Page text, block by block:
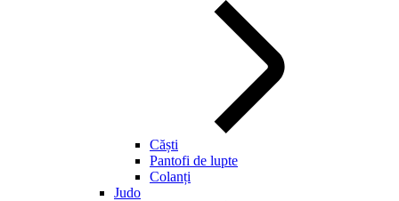
Căști
Pantofi de lupte
Colanți
Judo